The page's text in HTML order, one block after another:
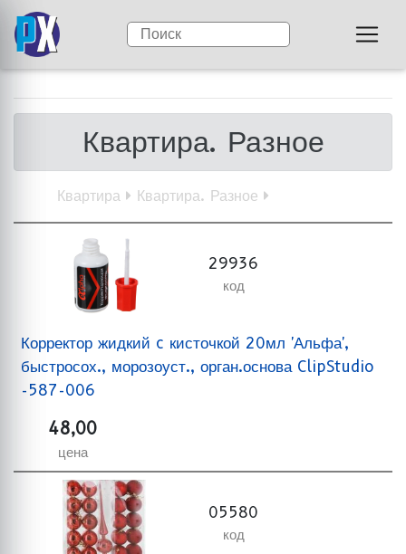
Квартира. Разное
Квартира Квартира. Разное
29936
код
Корректор жидкий c кисточкой 20мл 'Альфа',
быстросох., морозоуст., орган.основа ClipStudio
-587-006
48,00
цена
05580
код